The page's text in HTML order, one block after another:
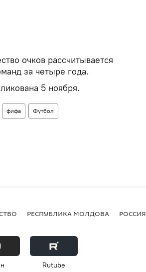
очков рассчитывается
за четыре года.
5 ноября.
фифа Футбол
РЕСПУБЛИКА МОЛДОВА РОССИЯ
Rutube